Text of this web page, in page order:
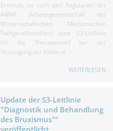
Erstmals ist nach den Regularien der
AWMF (Arbeitsgemeinschaft der
Wissenschaftlichen Medizinischen
Fachgesellschaften) eine S3-Leitlinie
für die Therapiewahl bei der
Versorgung der bilateral...
WEITERLESEN
Update der S3-Leitlinie
"Diagnostik und Behandlung
des Bruxismus"“
veröffentlicht